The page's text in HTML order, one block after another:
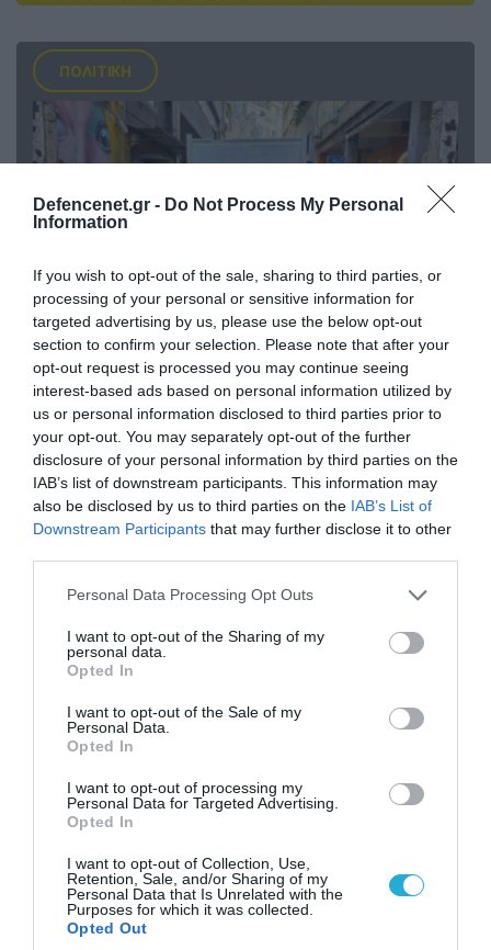
Defencenet.gr - Do Not Process My Personal
Information
If you wish to opt-out of the sale, sharing to third parties, or
processing of your personal or sensitive information for
targeted advertising by us, please use the below opt-out
section to confirm your selection. Please note that after your
opt-out request is processed you may continue seeing
interest-based ads based on personal information utilized by
us or personal information disclosed to third parties prior to
your opt-out. You may separately opt-out of the further
disclosure of your personal information by third parties on the
IAB’s list of downstream participants. This information may
also be disclosed by us to third parties on the IAB’s List of
Downstream Participants that may further disclose it to other
Please note that this website/app uses one or more Google
not limited to your visit or usage behaviour. You may click to
grant or deny consent to Google and its third-party tags to
use your data for below specified purposes in below Google
consent section.
Personal Data Processing Opt Outs
I want to opt-out of the Sharing of my
personal data.
Opted In
I want to opt-out of the Sale of my
Personal Data.
Opted In
I want to opt-out of processing my
Personal Data for Targeted Advertising.
Opted In
I want to opt-out of Collection, Use,
Retention, Sale, and/or Sharing of my
Personal Data that Is Unrelated with the
Purposes for which it was collected.
Opted Out
ΠΟΛΙΤΙΚΗ
06.08.2026 | 14:02
«Επιχείρηση ελεύθερα πεζοδρόμια» στην
Αθήνα: Απομακρύνθηκαν παράνομα
αντικείμενα από κοινόχρηστους χώρους
«Οι εντελώς αθώοι»: Η ανάρτηση του Αρκά για
τα ζώα που χάθηκαν στις πυρκαγιές της